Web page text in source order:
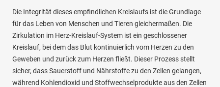
Die Integrität dieses empfindlichen Kreislaufs ist die Grundlage
für das Leben von Menschen und Tieren gleichermaßen. Die
Zirkulation im Herz-Kreislauf-System ist ein geschlossener
Kreislauf, bei dem das Blut kontinuierlich vom Herzen zu den
Geweben und zurück zum Herzen fließt. Dieser Prozess stellt
sicher, dass Sauerstoff und Nährstoffe zu den Zellen gelangen,
während Kohlendioxid und Stoffwechselprodukte aus den Zellen